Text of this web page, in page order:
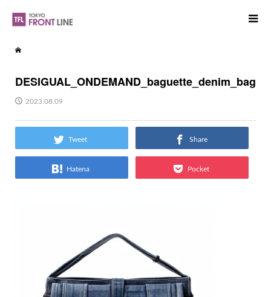
DESIGUAL_ONDEMAND_baguette_denim_bag
2023.08.09
Tweet Share
Hatena Pocket